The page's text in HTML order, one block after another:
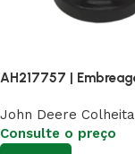
John Deere
Consulte o preço